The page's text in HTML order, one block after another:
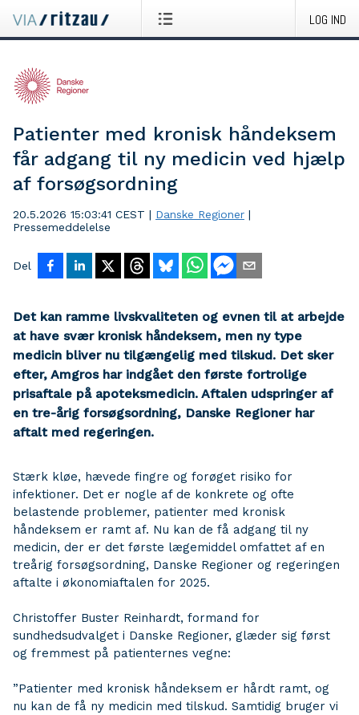
LOG IND
Patienter med kronisk håndeksem
får adgang til ny medicin ved hjælp
af forsøgsordning
20.5.2026 15:03:41 CEST | Danske Regioner |
Pressemeddelelse
Del
Det kan ramme livskvaliteten og evnen til at arbejde
at have svær kronisk håndeksem, men ny type
medicin bliver nu tilgængelig med tilskud. Det sker
efter, Amgros har indgået den første fortrolige
prisaftale på apoteksmedicin. Aftalen udspringer af
en tre-årig forsøgsordning, Danske Regioner har
aftalt med regeringen.
Stærk kløe, hævede fingre og forøget risiko for
infektioner. Det er nogle af de konkrete og ofte
belastende problemer, patienter med kronisk
håndeksem er ramt af. Nu kan de få adgang til ny
medicin, der er det første lægemiddel omfattet af en
treårig forsøgsordning, Danske Regioner og regeringen
aftalte i økonomiaftalen for 2025.
Christoffer Buster Reinhardt, formand for
sundhedsudvalget i Danske Regioner, glæder sig først
og fremmest på patienternes vegne:
”Patienter med kronisk håndeksem er hårdt ramt, og
nu kan de få ny medicin med tilskud. Samtidig bruger vi